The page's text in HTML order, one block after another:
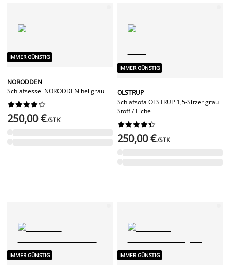
IMMER GÜNSTIG
NORODDEN
Schlafsessel NORODDEN hellgrau






250,00 €/STK
IMMER GÜNSTIG
OLSTRUP
Schlafsofa OLSTRUP 1,5-Sitzer grau
Stoff / Eiche






250,00 €/STK
IMMER GÜNSTIG IMMER GÜNSTIG